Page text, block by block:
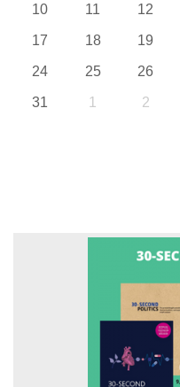
10 11 12
17 18 19
24 25 26
31 1 2